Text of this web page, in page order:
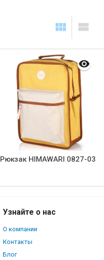
Рюкзак HIMAWARI 0827-03
Узнайте о нас
О компании
Контакты
Блог